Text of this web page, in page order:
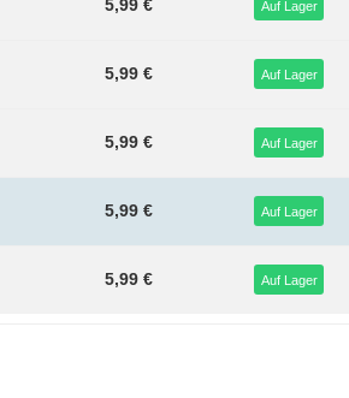
5,99 € Auf Lager
5,99 € Auf Lager
5,99 € Auf Lager
5,99 € Auf Lager
5,99 € Auf Lager